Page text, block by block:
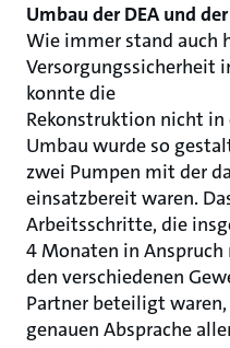
Umbau der DEA und
Wie immer stand auch
Versorgungssicherheit
konnte die
Rekonstruktion nicht
Umbau wurde so
zwei Pumpen mit der
einsatzbereit waren.
Arbeitsschritte, die
4 Monaten in Anspruch
den verschiedenen
Partner beteiligt
genauen Absprache